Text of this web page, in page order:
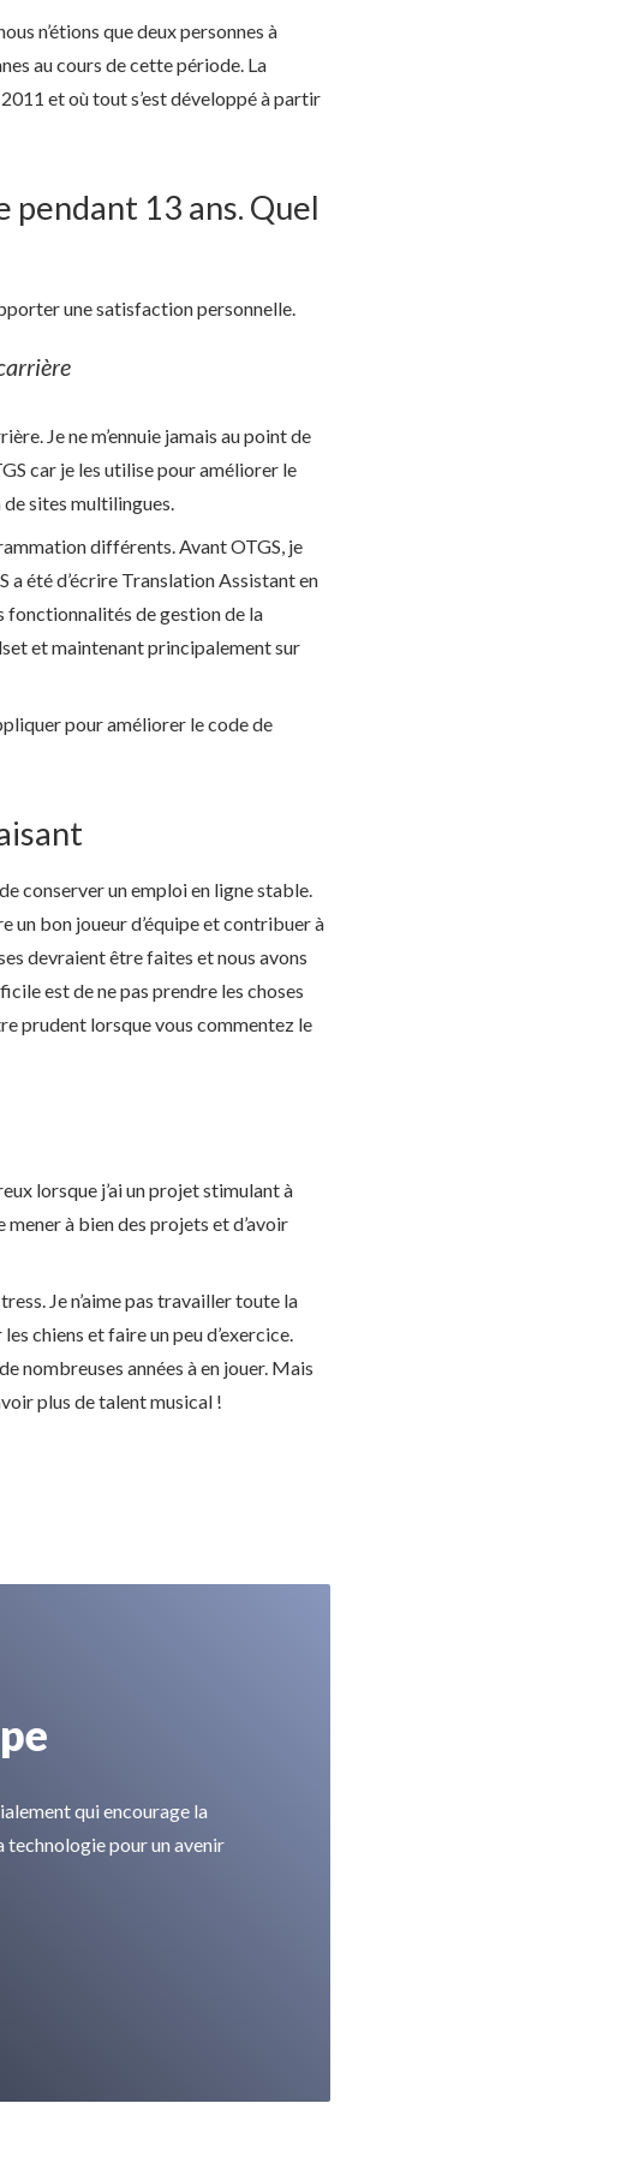
n’étions que deux personnes à
au cours de cette période. La
et où tout s’est développé à partir
pendant 13 ans. Quel
une satisfaction personnelle.
Je ne m’ennuie jamais au point de
car je les utilise pour améliorer le
sites multilingues.
différents. Avant OTGS, je
a été d’écrire Translation Assistant en
fonctionnalités de gestion de la
et maintenant principalement sur
pour améliorer le code de
conserver un emploi en ligne stable.
un bon joueur d’équipe et contribuer à
devraient être faites et nous avons
est de ne pas prendre les choses
prudent lorsque vous commentez le
lorsque j’ai un projet stimulant à
à bien des projets et d’avoir
Je n’aime pas travailler toute la
chiens et faire un peu d’exercice.
nombreuses années à en jouer. Mais
plus de talent musical !
qui encourage la
technologie pour un avenir